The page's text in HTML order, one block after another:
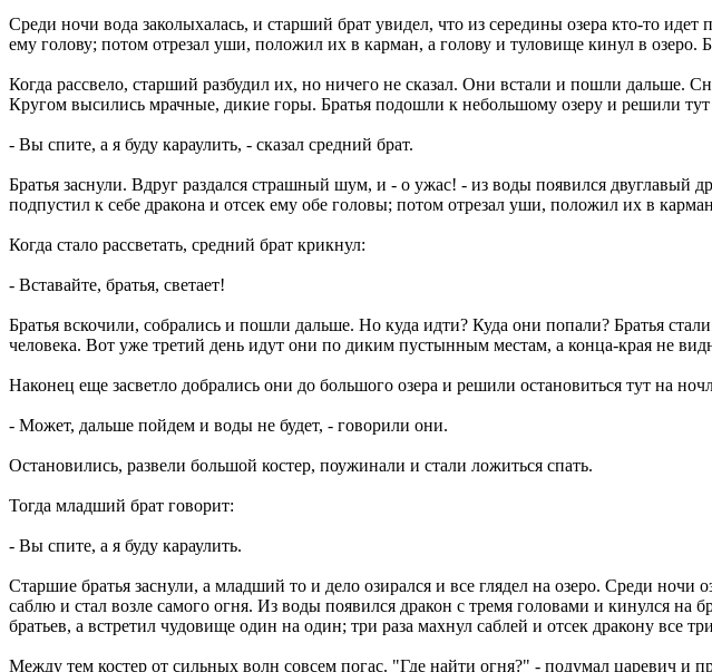
Среди ночи вода заколыхалась, и старший брат увидел, что из середины озера кто-то
ему голову; потом отрезал уши, положил их в карман, а голову и туловище кинул в озеро.
Когда рассвело, старший разбудил их, но ничего не сказал. Они встали и пошли дальше.
Кругом высились мрачные, дикие горы. Братья подошли к небольшому озеру и решили тут
- Вы спите, а я буду караулить, - сказал средний брат.
Братья заснули. Вдруг раздался страшный шум, и - о ужас! - из воды появился двуглавый
подпустил к себе дракона и отсек ему обе головы; потом отрезал уши, положил их в
Когда стало рассветать, средний брат крикнул:
- Вставайте, братья, светает!
Братья вскочили, собрались и пошли дальше. Но куда идти? Куда они попали? Братья
человека. Вот уже третий день идут они по диким пустынным местам, а конца-края не
Наконец еще засветло добрались они до большого озера и решили остановиться тут на
- Может, дальше пойдем и воды не будет, - говорили они.
Остановились, развели большой костер, поужинали и стали ложиться спать.
Тогда младший брат говорит:
- Вы спите, а я буду караулить.
Старшие братья заснули, а младший то и дело озирался и все глядел на озеро. Среди
саблю и стал возле самого огня. Из воды появился дракон с тремя головами и кинулся
братьев, а встретил чудовище один на один; три раза махнул саблей и отсек дракону
Между тем костер от сильных волн совсем погас. "Где найти огня?" - подумал царевич и